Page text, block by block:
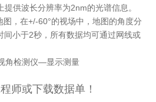
供波长分辨率为2nm的光谱信息。
，在+/-60°的视场中，地图的角度分
间小于2秒，所有数据均可通过网线或
师或下载数据单！